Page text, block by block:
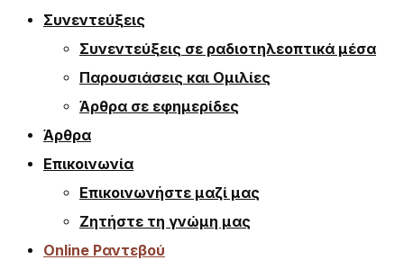
Συνεντεύξεις
Συνεντεύξεις σε ραδιοτηλεοπτικά μέσα
Παρουσιάσεις και Ομιλίες
Άρθρα σε εφημερίδες
Άρθρα
Επικοινωνία
Επικοινωνήστε μαζί μας
Ζητήστε τη γνώμη μας
Online Ραντεβού